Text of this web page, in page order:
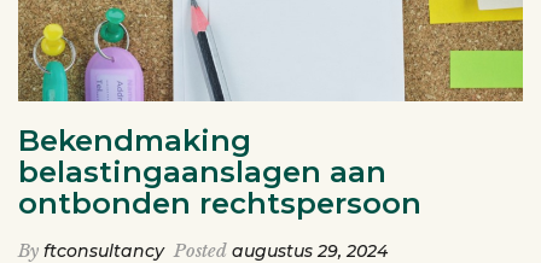
Bekendmaking
belastingaanslagen aan
ontbonden rechtspersoon
By ftconsultancy Posted augustus 29, 2024